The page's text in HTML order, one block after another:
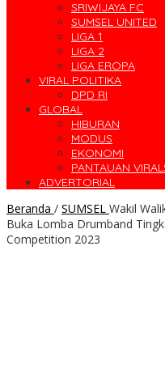
SRIWIJAYA FC
SUMSEL UNITED
LIGA 1
LIGA 2
LIGA EROPA
VIRAL POLITIKA
DPD RI
GLOBAL
HIBURAN
MODUS
EKONOMI
PANTAUAN
ADVERTORIAL
Beranda / SUMSEL Wakil
Buka Lomba Drumband
Competition 2023